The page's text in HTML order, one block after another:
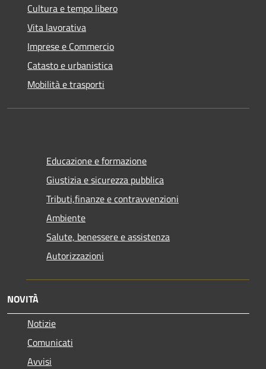
Cultura e tempo libero
Vita lavorativa
Imprese e Commercio
Catasto e urbanistica
Mobilità e trasporti
Educazione e formazione
Giustizia e sicurezza pubblica
Tributi,finanze e contravvenzioni
Ambiente
Salute, benessere e assistenza
Autorizzazioni
NOVITÀ
Notizie
Comunicati
Avvisi